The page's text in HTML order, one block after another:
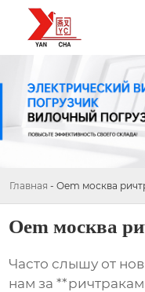
Главная - Oem москва
Oem москва
Часто слышу от
нам за